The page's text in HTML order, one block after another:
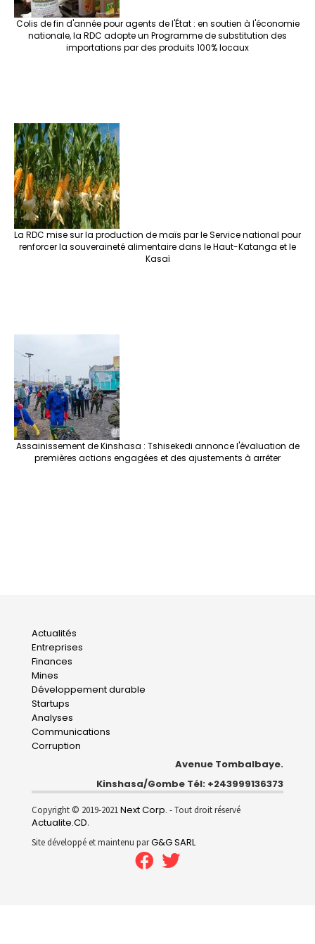
Colis de fin d'année pour agents de l'État : en soutien à l'économie
nationale, la RDC adopte un Programme de substitution des
importations par des produits 100% locaux
La RDC mise sur la production de maïs par le Service national pour
renforcer la souveraineté alimentaire dans le Haut-Katanga et le
Kasaï
Assainissement de Kinshasa : Tshisekedi annonce l'évaluation de
premières actions engagées et des ajustements à arrêter
Main
navigation
Actualités
Entreprises
Finances
Mines
Développement durable
Startups
Analyses
Communications
Corruption
Avenue Tombalbaye.
Kinshasa/Gombe Tél: +243999136373
Copyright © 2019-2021Next Corp. - Tout droit réservé
Actualite.CD.
Site développé et maintenu parG&G SARL